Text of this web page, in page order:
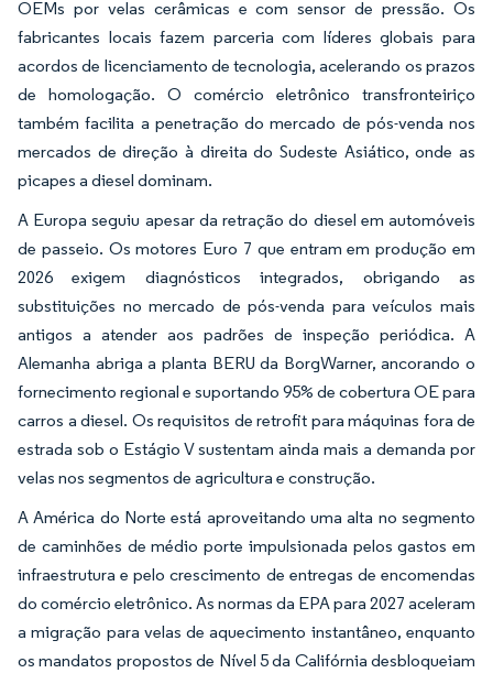
OEMs por velas cerâmicas e com sensor de pressão. Os
fabricantes locais fazem parceria com líderes globais para
acordos de licenciamento de tecnologia, acelerando os prazos
de homologação. O comércio eletrônico transfronteiriço
também facilita a penetração do mercado de pós-venda nos
mercados de direção à direita do Sudeste Asiático, onde as
picapes a diesel dominam.
A Europa seguiu apesar da retração do diesel em automóveis
de passeio. Os motores Euro 7 que entram em produção em
2026 exigem diagnósticos integrados, obrigando as
substituições no mercado de pós-venda para veículos mais
antigos a atender aos padrões de inspeção periódica. A
Alemanha abriga a planta BERU da BorgWarner, ancorando o
fornecimento regional e suportando 95% de cobertura OE para
carros a diesel. Os requisitos de retrofit para máquinas fora de
estrada sob o Estágio V sustentam ainda mais a demanda por
velas nos segmentos de agricultura e construção.
A América do Norte está aproveitando uma alta no segmento
de caminhões de médio porte impulsionada pelos gastos em
infraestrutura e pelo crescimento de entregas de encomendas
do comércio eletrônico. As normas da EPA para 2027 aceleram
a migração para velas de aquecimento instantâneo, enquanto
os mandatos propostos de Nível 5 da Califórnia desbloqueiam